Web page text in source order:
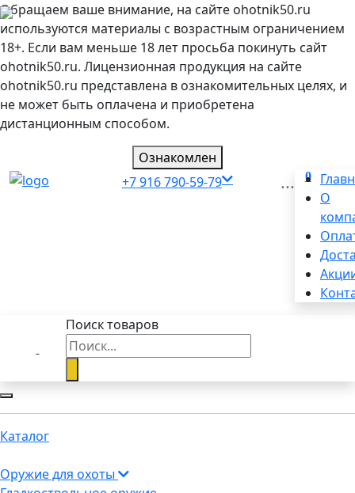
Обращаем ваше внимание, на сайте ohotnik50.ru
используются материалы с возрастным ограничением
18+. Если вам меньше 18 лет просьба покинуть сайт
ohotnik50.ru. Лицензионная продукция на сайте
ohotnik50.ru представлена в ознакомительных целях, и
не может быть оплачена и приобретена
дистанционным способом.
Ознакомлен
+7 916 790-59-79
0
...
О
Поиск товаров
Каталог
Оружие для охоты